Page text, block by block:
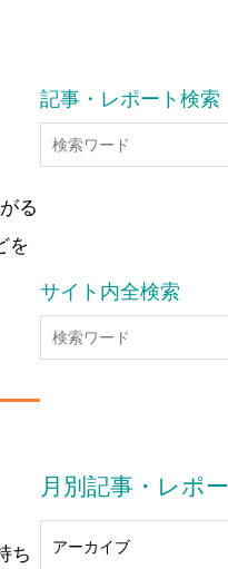
る
を
ち
記事・レポート検索
サイト内全検索
月別記事・レポ